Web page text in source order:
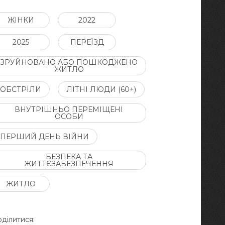
ЖІНКИ 2022
2025 ПЕРЕЇЗД
ЗРУЙНОВАНО АБО ПОШКОДЖЕНО
ЖИТЛО
ОБСТРІЛИ ЛІТНІ ЛЮДИ (60+)
ВНУТРІШНЬО ПЕРЕМІЩЕНІ
ОСОБИ
ПЕРШИЙ ДЕНЬ ВІЙНИ
БЕЗПЕКА ТА
ЖИТТЄЗАБЕЗПЕЧЕННЯ
ЖИТЛО